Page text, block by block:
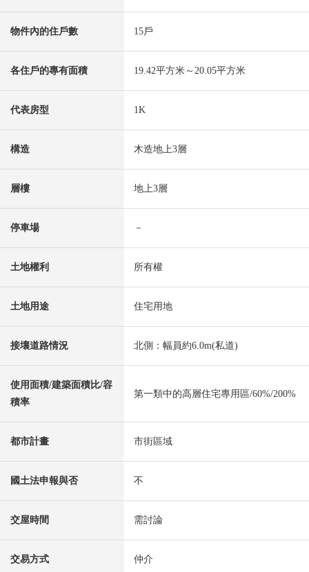
物件內的住戶數 15戶
各住戶的專有面積 19.42平方米～20.05平方米
代表房型 1K
構造 木造地上3層
層樓 地上3層
停車場 －
土地權利 所有權
土地用途 住宅用地
接壤道路情況 北側：幅員約6.0m(私道)
使用面積/建築面積比/容
積率
第一類中的高層住宅專用區/60%/200%
都市計畫 市街區域
國土法申報與否 不
交屋時間 需討論
交易方式 仲介